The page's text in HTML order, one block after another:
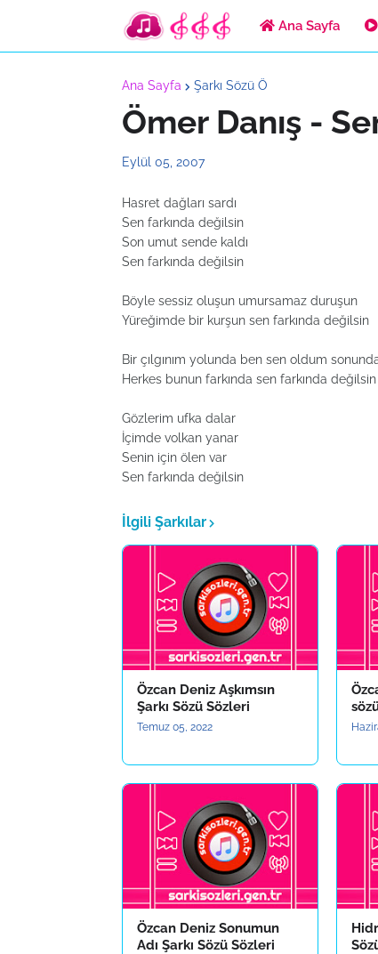
Ana Sayfa
Ana Sayfa Şarkı Sözü Ö
Ömer Danış -
Eylül 05, 2007
Hasret dağları sardı
Sen farkında değilsin
Son umut sende kaldı
Sen farkında değilsin
Böyle sessiz oluşun umursamaz duruşun
Yüreğimde bir kurşun sen farkında değilsin
Bir çılgınım yolunda ben sen oldum
Herkes bunun farkında sen farkında değilsin
Gözlerim ufka dalar
İçimde volkan yanar
Senin için ölen var
Sen farkında değilsin
İlgili Şarkılar
Özcan Deniz Aşkımsın
Şarkı Sözü Sözleri
Temuz 05, 2022
Özcan Deniz Sonumun
Adı Şarkı Sözü Sözleri